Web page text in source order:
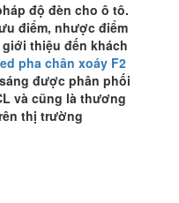
độ đèn cho ô tô.
điểm, nhược điểm
thiệu đến khách
pha chân xoáy F2
được phân phối
và cũng là thương
thị trường